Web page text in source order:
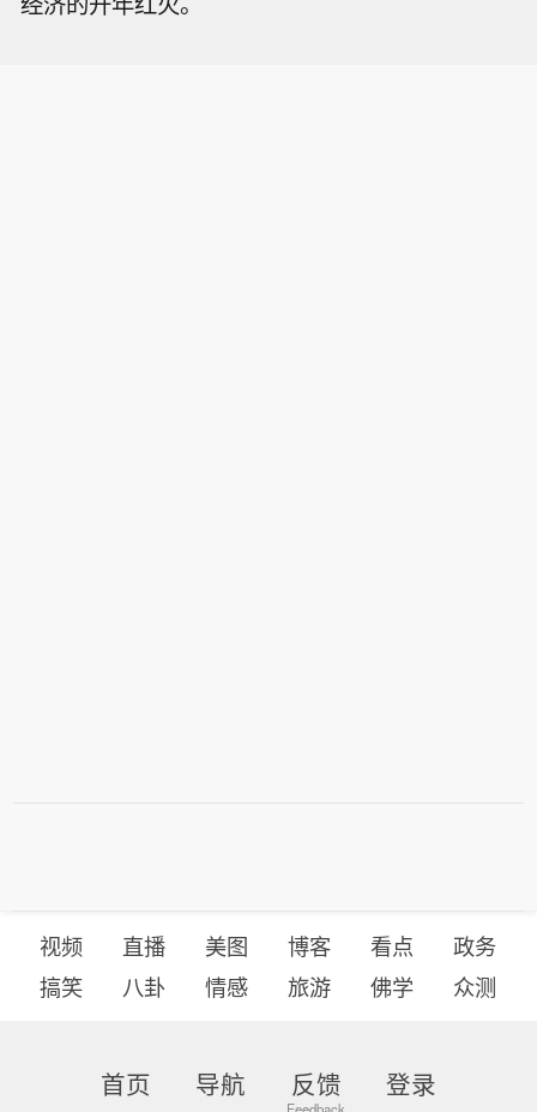
视频 直播 美图 博客 看点
政务
搞笑
八卦 情感 旅游 佛学 众测
首页 导航 反馈 登录